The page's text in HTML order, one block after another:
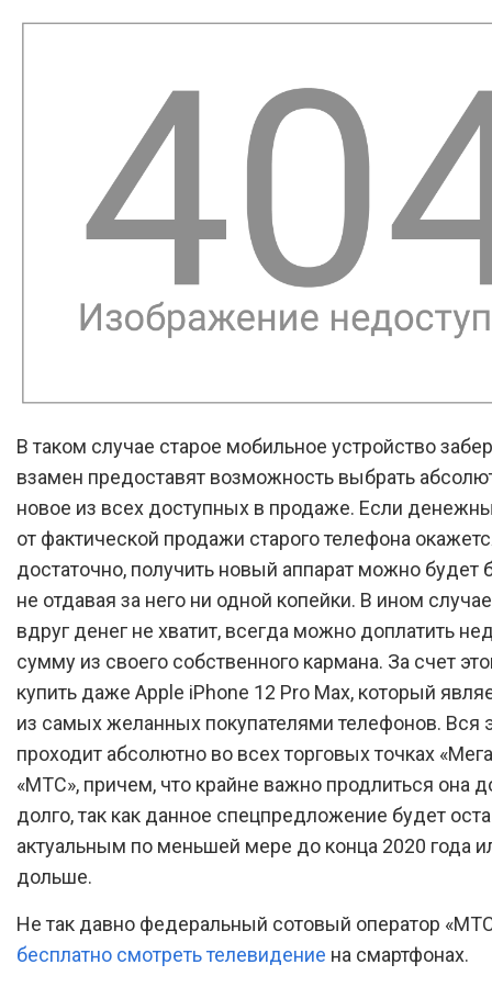
В таком случае старое мобильное устройство
взамен предоставят возможность выбрать
новое из всех доступных в продаже. Если
от фактической продажи старого телефона
достаточно, получить новый аппарат можно будет
не отдавая за него ни одной копейки. В ином
вдруг денег не хватит, всегда можно доплатить
сумму из своего собственного кармана. За счет
купить даже Apple iPhone 12 Pro Max, который
из самых желанных покупателями телефонов. Вся
проходит абсолютно во всех торговых точках
«МТС», причем, что крайне важно продлиться она
долго, так как данное спецпредложение будет
актуальным по меньшей мере до конца 2020 года
дольше.
Не так давно федеральный сотовый оператор
бесплатно смотреть телевидение на смартфонах.